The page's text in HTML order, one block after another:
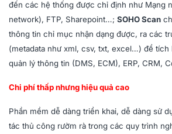
đến các hệ thống được chỉ định như Mạng
network), FTP, Sharepoint…; SOHO Scan
thông tin chỉ mục nhận dạng được, ra các
(metadata như xml, csv, txt, excel…) để
quản lý thông tin (DMS, ECM), ERP, CRM,
Chi phí thấp nhưng hiệu quả cao
Phần mềm dễ dàng triển khai, dễ dàng sử
tác thủ công rườm rà trong các quy trình